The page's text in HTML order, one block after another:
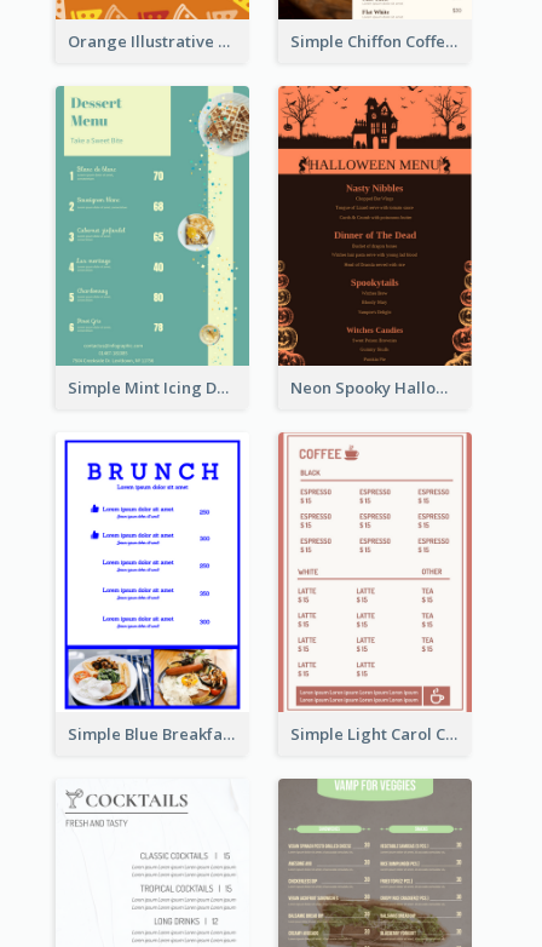
Orange Illustrative Pizza Restaurant Menu Design Simple Chiffon Coffee House Menu Design Templates
Simple Mint Icing Dessert Menu Design Template Neon Spooky Halloween Restaurant Menu Design
Simple Blue Breakfast Menu Design Inspirations Simple Light Carol Coffee Menu Design Ideas